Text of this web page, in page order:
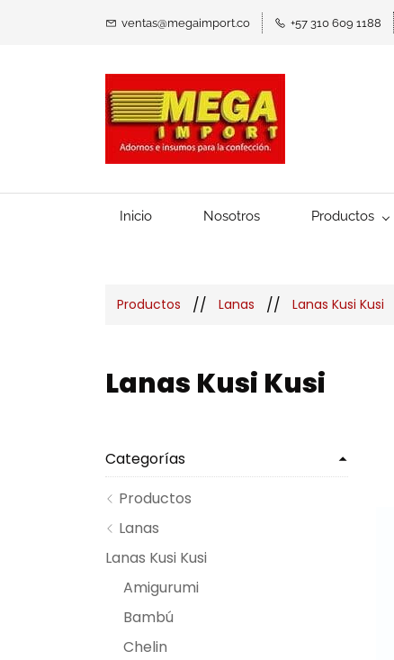
ventas@megaimport.co +57 310 609 1188
Inicio Nosotros Productos
Productos // Lanas // Lanas Kusi Kusi
Lanas Kusi Kusi
Categorías
Productos
Lanas
Lanas Kusi Kusi
Amigurumi
Bambú
Chelin